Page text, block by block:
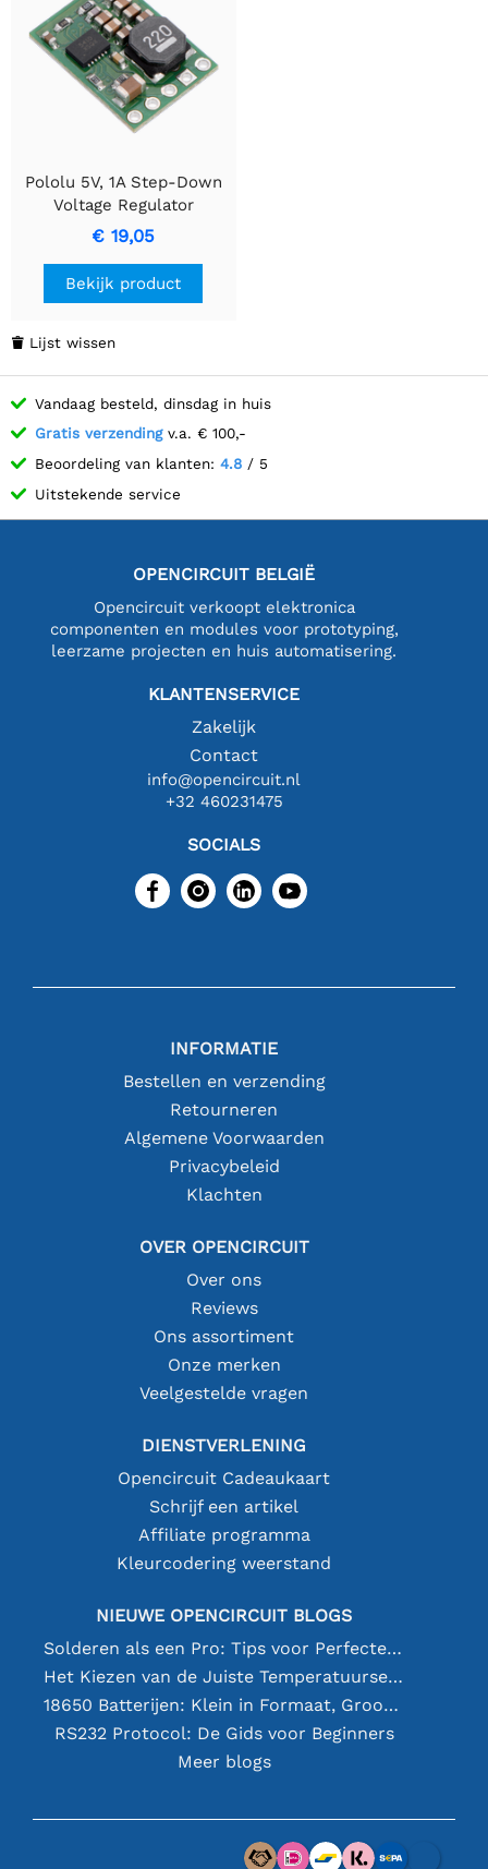
Pololu 5V, 1A Step-Down
Voltage Regulator
D24V10F5
€ 19,05
Bekijk product
 Lijst wissen
Vandaag besteld, dinsdag in huis
Gratis verzendingv.a. € 100,-
Beoordeling van klanten: 4.8 / 5
Uitstekende service
OPENCIRCUIT BELGIË
Opencircuit verkoopt elektronica
componenten en modules voor prototyping,
leerzame projecten en huis automatisering.
KLANTENSERVICE
Zakelijk
Contact
info@opencircuit.nl
+32 460231475
SOCIALS
INFORMATIE
Bestellen en verzending
Retourneren
Algemene Voorwaarden
Privacybeleid
Klachten
OVER OPENCIRCUIT
Over ons
Reviews
Ons assortiment
Onze merken
Veelgestelde vragen
DIENSTVERLENING
Opencircuit Cadeaukaart
Schrijf een artikel
Affiliate programma
Kleurcodering weerstand
NIEUWE OPENCIRCUIT BLOGS
Solderen als een Pro: Tips voor Perfecte Elektronische Verbindingen
Het Kiezen van de Juiste Temperatuursensor [youtube]
18650 Batterijen: Klein in Formaat, Groot in Prestatie
RS232 Protocol: De Gids voor Beginners
Meer blogs